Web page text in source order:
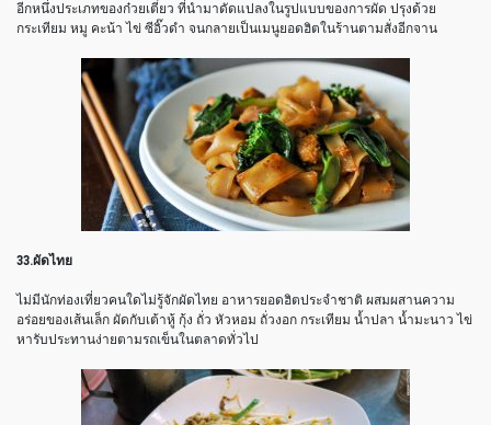
อีกหนึ่งประเภทของก๋วยเตี๋ยว ที่นำมาดัดแปลงในรูปแบบของการผัด ปรุงด้วย
กระเทียม หมู คะน้า ไข่ ซีอิ๊วดำ จนกลายเป็นเมนูยอดฮิตในร้านตามสั่งอีกจาน
33.ผัดไทย
ไม่มีนักท่องเที่ยวคนใดไม่รู้จักผัดไทย อาหารยอดฮิตประจำชาติ ผสมผสานความ
อร่อยของเส้นเล็ก ผัดกับเต้าหู้ กุ้ง ถั่ว หัวหอม ถั่วงอก กระเทียม น้ำปลา น้ำมะนาว ไข่
หารับประทานง่ายตามรถเข็นในตลาดทั่วไป